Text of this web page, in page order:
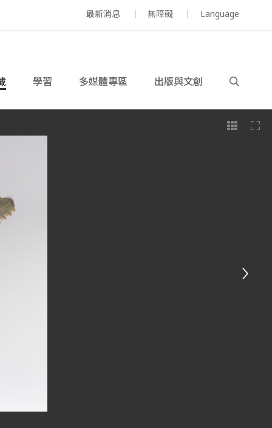
最新消息 無障礙 Language
學習 多媒體專區 出版與文創